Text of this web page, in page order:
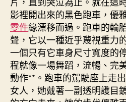
影裡開出來的黑色跑車，優
零件緣漂移而過。跑車的輪
聲，它以一種近乎蔑視重力
一個只有它車身尺寸寬度的
程就像一場舞蹈，流暢、完
動作**。跑車的駕駛座上走
女人，她戴著一副透明護目